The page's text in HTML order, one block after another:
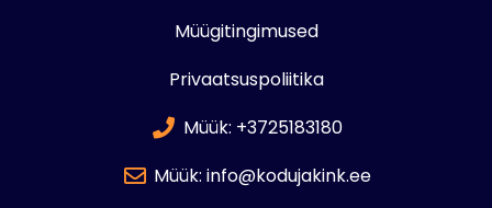
Müügitingimused
Privaatsuspoliitika
Müük: +3725183180
Müük: info@kodujakink.ee